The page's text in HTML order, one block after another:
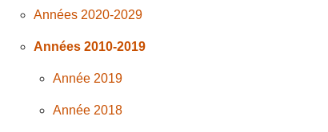
Années 2020-2029
Années 2010-2019
Année 2019
Année 2018